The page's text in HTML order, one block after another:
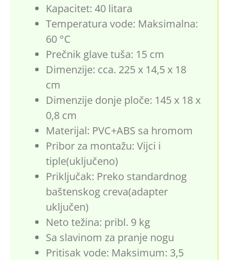
Kapacitet: 40 litara
Temperatura vode: Maksimalna:
60 ​​°C
Prečnik glave tuša: 15 cm
Dimenzije: cca. 225 x 14,5 x 18
cm
Dimenzije donje ploče: 145 x 18 x
0,8 cm
Materijal: PVC+ABS sa hromom
Pribor za montažu: Vijci i
tiple(uključeno)
Priključak: Preko standardnog
baštenskog creva(adapter
uključen)
Neto težina: pribl. 9 kg
Sa slavinom za pranje nogu
Pritisak vode: Maksimum: 3,5